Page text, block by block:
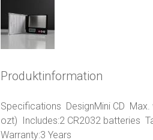
Produktinformation
Specifications DesignMini CD
ozt) Includes:2 CR2032 batteries
Warranty:3 Years